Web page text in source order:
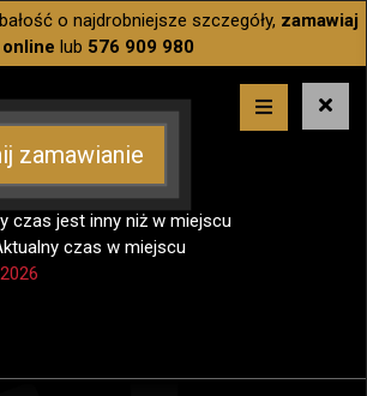
o najdrobniejsze szczegóły, zamawiaj
online lub 576 909 980
zamawianie
czas jest inny niż w miejscu
czas w miejscu